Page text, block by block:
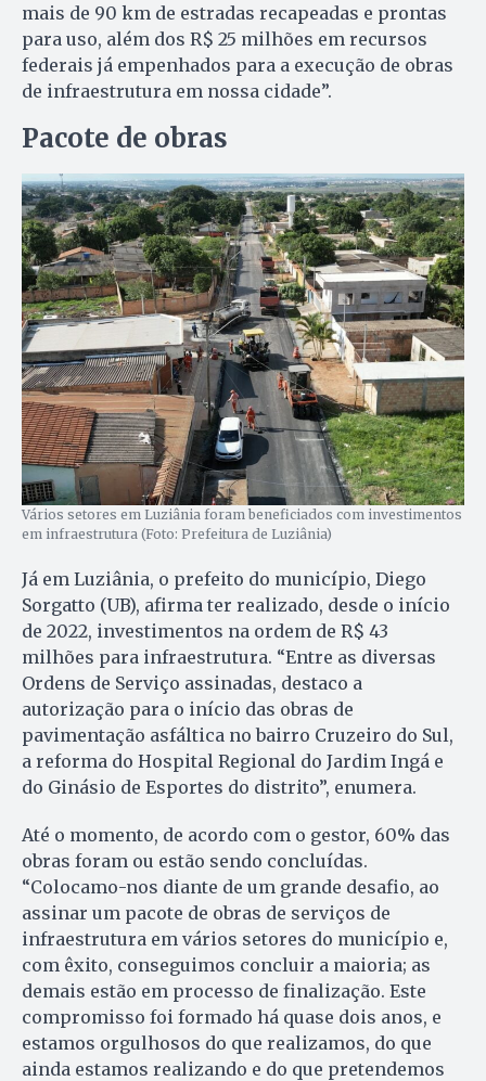
mais de 90 km de estradas recapeadas e prontas
para uso, além dos R$ 25 milhões em recursos
federais já empenhados para a execução de obras
de infraestrutura em nossa cidade”.
Pacote de obras
Vários setores em Luziânia foram beneficiados com investimentos
em infraestrutura (Foto: Prefeitura de Luziânia)
Já em Luziânia, o prefeito do município, Diego
Sorgatto (UB), afirma ter realizado, desde o início
de 2022, investimentos na ordem de R$ 43
milhões para infraestrutura. “Entre as diversas
Ordens de Serviço assinadas, destaco a
autorização para o início das obras de
pavimentação asfáltica no bairro Cruzeiro do Sul,
a reforma do Hospital Regional do Jardim Ingá e
do Ginásio de Esportes do distrito”, enumera.
Até o momento, de acordo com o gestor, 60% das
obras foram ou estão sendo concluídas.
“Colocamo-nos diante de um grande desafio, ao
assinar um pacote de obras de serviços de
infraestrutura em vários setores do município e,
com êxito, conseguimos concluir a maioria; as
demais estão em processo de finalização. Este
compromisso foi formado há quase dois anos, e
estamos orgulhosos do que realizamos, do que
ainda estamos realizando e do que pretendemos